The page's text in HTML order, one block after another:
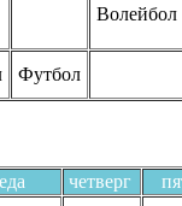
Волейбол
Футбол
четверг